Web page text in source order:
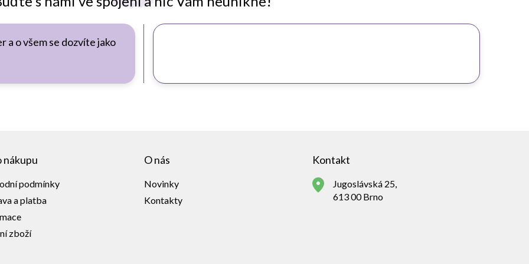
o všem se dozvíte jako
nákupu
podmínky
a platba
zboží
O nás
Novinky
Kontakty
Kontakt
Jugoslávská 25,
613 00 Brno